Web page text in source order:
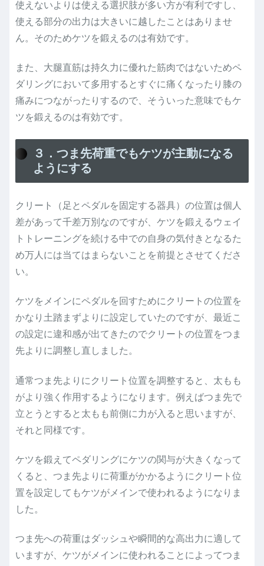
使えないよりは使える選択肢が多い方が有利ですし、
使える部分の出力は大きいに越したことはありませ
ん。そのためケツを鍛えるのは有効です。
また、大腿直筋は持久力に優れた筋肉ではないためペ
ダリングにおいて多用するとすぐに痛くなったり膝の
痛みにつながったりするので、そういった意味でもケ
ツを鍛えるのは有効です。
３．つま先荷重でもケツが主動になる
ようにする
クリート（足とペダルを固定する器具）の位置は個人
差があって千差万別なのですが、ケツを鍛えるウェイ
トトレーニングを続ける中での自身の気付きとなるた
め万人には当てはまらないことを前提とさせてくださ
い。
ケツをメインにペダルを回すためにクリートの位置を
かなり土踏まずよりに設定していたのですが、最近こ
の設定に違和感が出てきたのでクリートの位置をつま
先よりに調整し直しました。
通常つま先よりにクリート位置を調整すると、太もも
がより強く作用するようになります。例えばつま先で
立とうとすると太もも前側に力が入ると思いますが、
それと同様です。
ケツを鍛えてペダリングにケツの関与が大きくなって
くると、つま先よりに荷重がかかるようにクリート位
置を設定してもケツがメインで使われるようになりま
した。
つま先への荷重はダッシュや瞬間的な高出力に適して
いますが、ケツがメインに使われることによってつま